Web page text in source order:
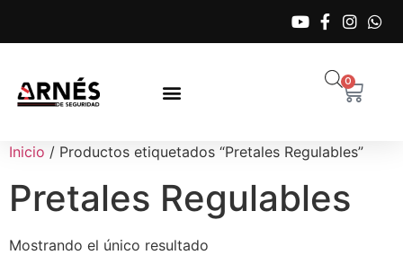
0
Inicio / Productos etiquetados “Pretales Regulables”
Pretales Regulables
Mostrando el único resultado